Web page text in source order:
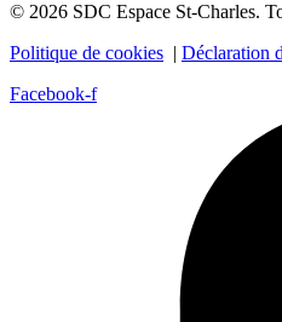
© 2026 SDC Espace St-Charles.
Politique de cookies | Déclaration
Facebook-f